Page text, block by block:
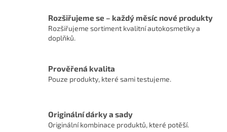
Rozšiřujeme se – každý měsíc nové produkty
Rozšiřujeme sortiment kvalitní autokosmetiky a
doplňků.
Prověřená kvalita
Pouze produkty, které sami testujeme.
Originální dárky a sady
Originální kombinace produktů, které potěší.